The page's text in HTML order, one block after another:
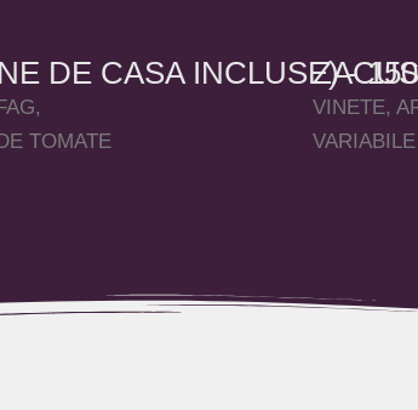
DE CASA INCLUSE) -
TOMATE
VINETE,